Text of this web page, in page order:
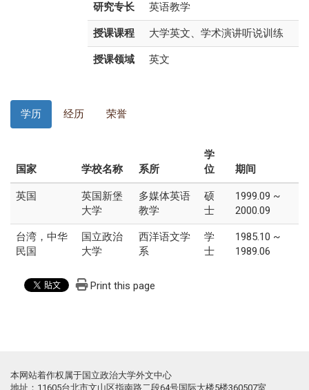
研究专长 英语教学
授课课程 大学英文、学术演讲听说训练
授课领域 英文
学历 经历 荣誉
国家 学校名称 系所
学
位
期间
英国
英国新堡
大学
多媒体英语
教学
硕
士
1999.09 ~
2000.09
台湾，中华
民国
国立政治
大学
西洋语文学
系
学
士
1985.10 ~
1989.06
Print this page
本网站着作权属于国立政治大学外文中心
地址：11605台北市文山区指南路二段64号国际大楼5楼360507室